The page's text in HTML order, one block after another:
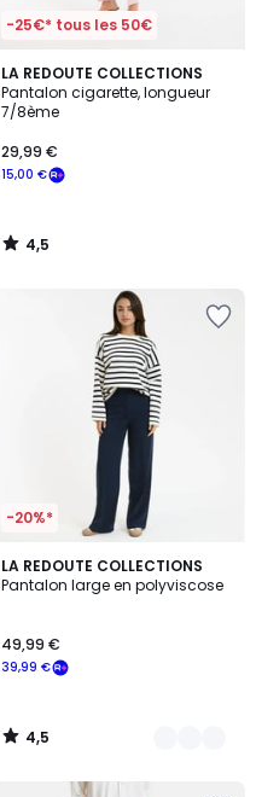
-25€* tous les 50€
LA REDOUTE COLLECTIONS
Pantalon cigarette, longueur
7/8ème
15,00 €
29,99 €
4,5
/ 5
4,5
/
-20%*
LA REDOUTE COLLECTIONS
Pantalon large en polyviscose
39,99 €
49,99 €
4,5
/ 5
4
Couleurs
4,5
/